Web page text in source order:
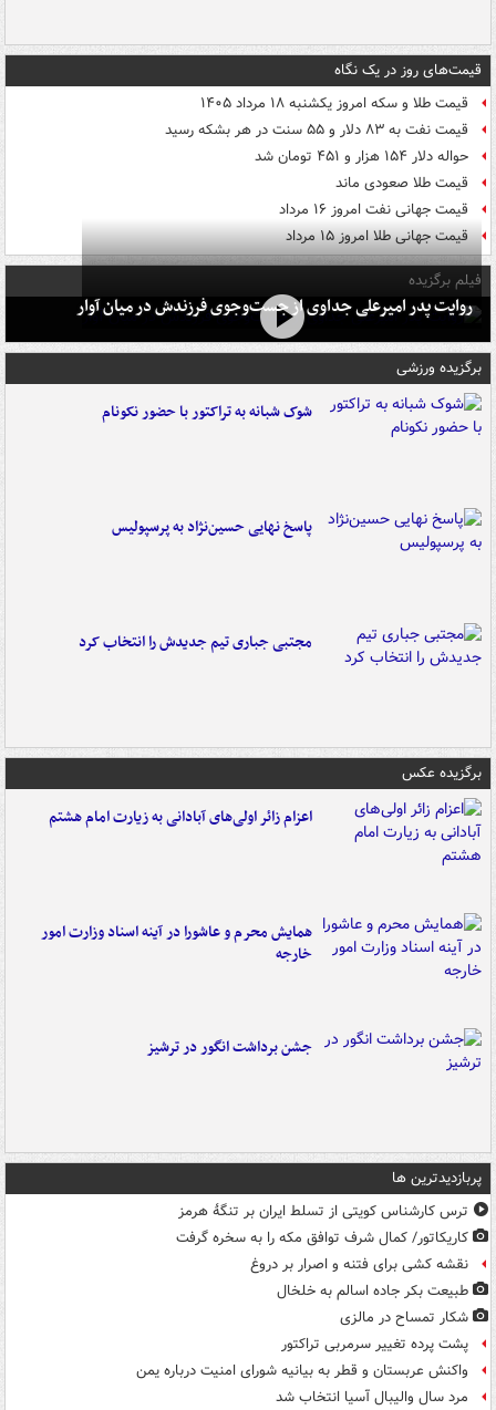
قیمت‌های روز در یک نگاه
قیمت طلا و سکه امروز یکشنبه ۱۸ مرداد ۱۴۰۵
قیمت نفت به ۸۳ دلار و ۵۵ سنت در هر بشکه رسید
حواله دلار ۱۵۴ هزار و ۴۵۱ تومان شد
قیمت طلا صعودی ماند
قیمت جهانی نفت امروز ۱۶ مرداد
قیمت جهانی طلا امروز ۱۵ مرداد
فیلم برگزیده
روایت پدر امیرعلی جداوی از جست‌وجوی فرزندش در میان آوار
برگزیده ورزشی
شوک شبانه به تراکتور با حضور نکونام
پاسخ نهایی حسین‌نژاد به پرسپولیس
مجتبی جباری تیم جدیدش را انتخاب کرد
برگزیده عکس
اعزام زائر اولی‌های آبادانی به زیارت امام هشتم
همایش محرم و عاشورا در آینه اسناد وزارت امور
خارجه
جشن برداشت انگور در ترشیز
پربازدیدترین ها
ترس کارشناس کویتی از تسلط ایران بر تنگۀ هرمز
کاریکاتور/ کمال شرف توافق مکه را به سخره گرفت
نقشه کشی برای فتنه و اصرار بر دروغ
طبیعت بکر جاده اسالم به خلخال
شکار تمساح در مالزی
پشت پرده تغییر سرمربی تراکتور
واکنش عربستان و قطر به بیانیه شورای امنیت درباره یمن
مرد سال والیبال آسیا انتخاب شد